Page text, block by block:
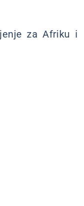
za Afriku i